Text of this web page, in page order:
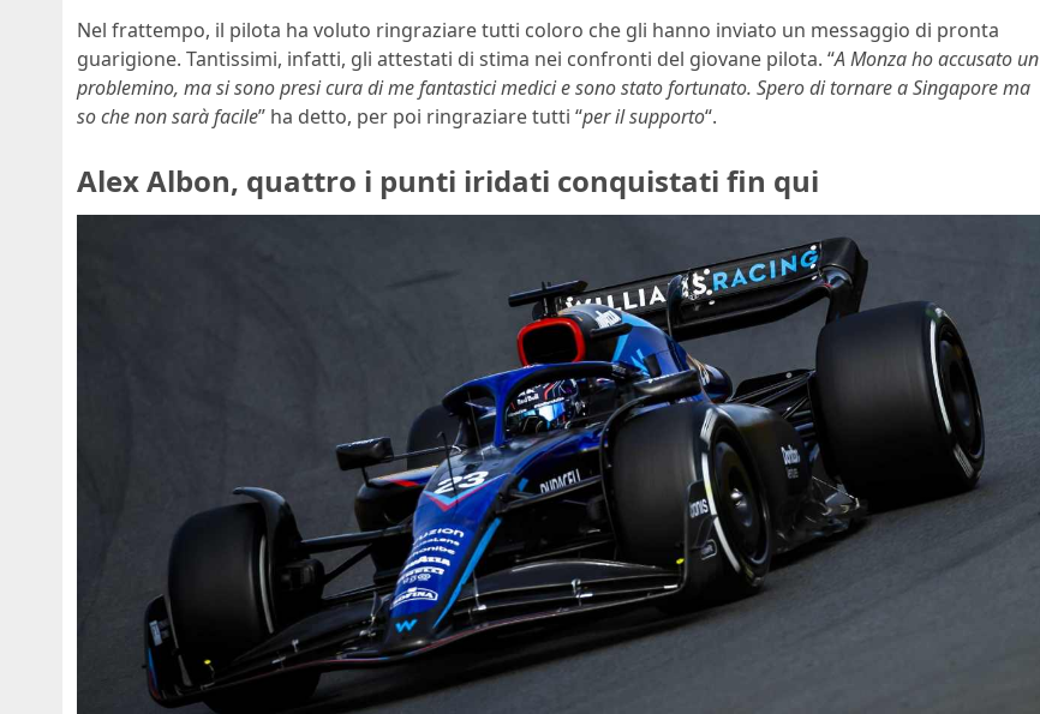
Nel frattempo, il pilota ha voluto ringraziare tutti coloro che gli hanno inviato un messaggio di pronta
guarigione. Tantissimi, infatti, gli attestati di stima nei confronti del giovane pilota. “A Monza ho accusato un
problemino, ma si sono presi cura di me fantastici medici e sono stato fortunato. Spero di tornare a Singapore ma
so che non sarà facile” ha detto, per poi ringraziare tutti “per il supporto“.
Alex Albon, quattro i punti iridati conquistati fin qui